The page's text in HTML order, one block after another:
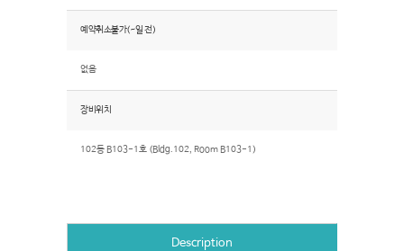
예약취소불가(~일 전)
없음
장비위치
102동 B103-1호 (Bldg.102, Room B103-1)
Description